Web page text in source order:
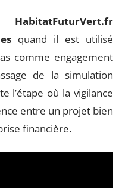
quand il est utilisé
comme engagement
de la simulation
l’étape où la vigilance
entre un projet bien
financière.